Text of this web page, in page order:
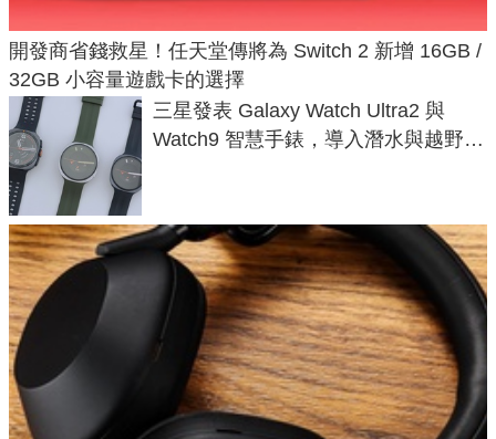
開發商省錢救星！任天堂傳將為 Switch 2 新增 16GB /
32GB 小容量遊戲卡的選擇
三星發表 Galaxy Watch Ultra2 與
Watch9 智慧手錶，導入潛水與越野跑